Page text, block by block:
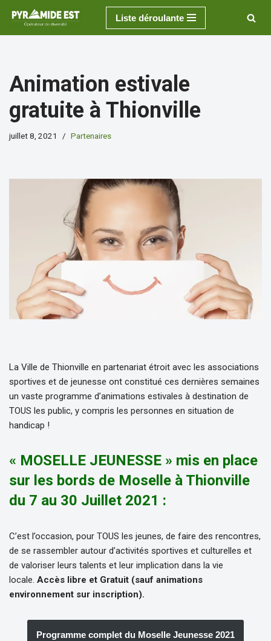
Aller
Liste déroulante
Animation estivale
gratuite à Thionville
juillet 8, 2021 Partenaires
La Ville de Thionville en partenariat étroit avec les associations
sportives et de jeunesse ont constitué ces dernières semaines
un vaste programme d’animations estivales à destination de
TOUS les public, y compris les personnes en situation de
handicap !
« MOSELLE JEUNESSE » mis en place
sur les bords de Moselle à Thionville
du 7 au 30 Juillet 2021 :
C’est l’occasion, pour TOUS les jeunes, de faire des rencontres,
de se rassembler autour d’activités sportives et culturelles et
de valoriser leurs talents et leur implication dans la vie
locale. Accès libre et Gratuit (sauf animations
environnement sur inscription).
Programme complet du Moselle Jeunesse 2021